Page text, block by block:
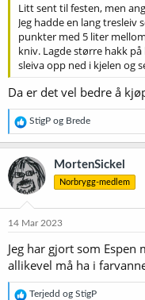
Litt sent til festen, men
Jeg hadde en lang
punkter med 5 liter
kniv. Lagde større hakk
sleiva opp ned i kjelen og
Da er det vel bedre å
R
e
a
k
s
j
o
e
:
StigP og Brede
MortenSickel
Norbrygg-medlem
14 Mar 2023
Jeg har gjort som Espen
allikevel må ha i
R
Terjedd og StigP